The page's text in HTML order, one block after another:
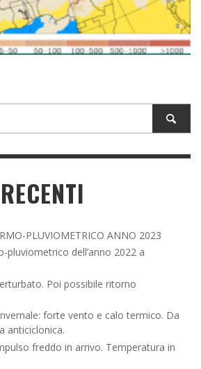
PLUVIOMETRICO ANNO 2023
pluviometrico dell’anno 2022 a
Poi possibile ritorno
forte vento e calo termico. Da
anticiclonica.
freddo in arrivo. Temperatura in